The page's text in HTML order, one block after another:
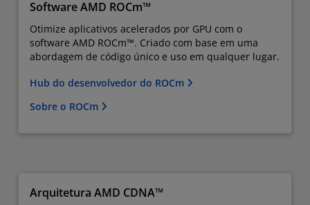
Software AMD ROCm™
Otimize aplicativos acelerados por GPU com o
software AMD ROCm™. Criado com base em uma
abordagem de código único e uso em qualquer lugar.
Hub do desenvolvedor do ROCm
Sobre o ROCm
Arquitetura AMD CDNA™